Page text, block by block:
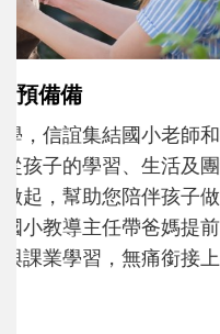
和孩子一起長大
不同模樣
沒有人天生就擅長
次「前所未有」的
大。從給予安全感
主、角色認同及解